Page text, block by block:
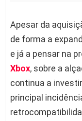
Apesar da
de forma a
e já a pensar na
Xbox, sobre a
continua a
principal